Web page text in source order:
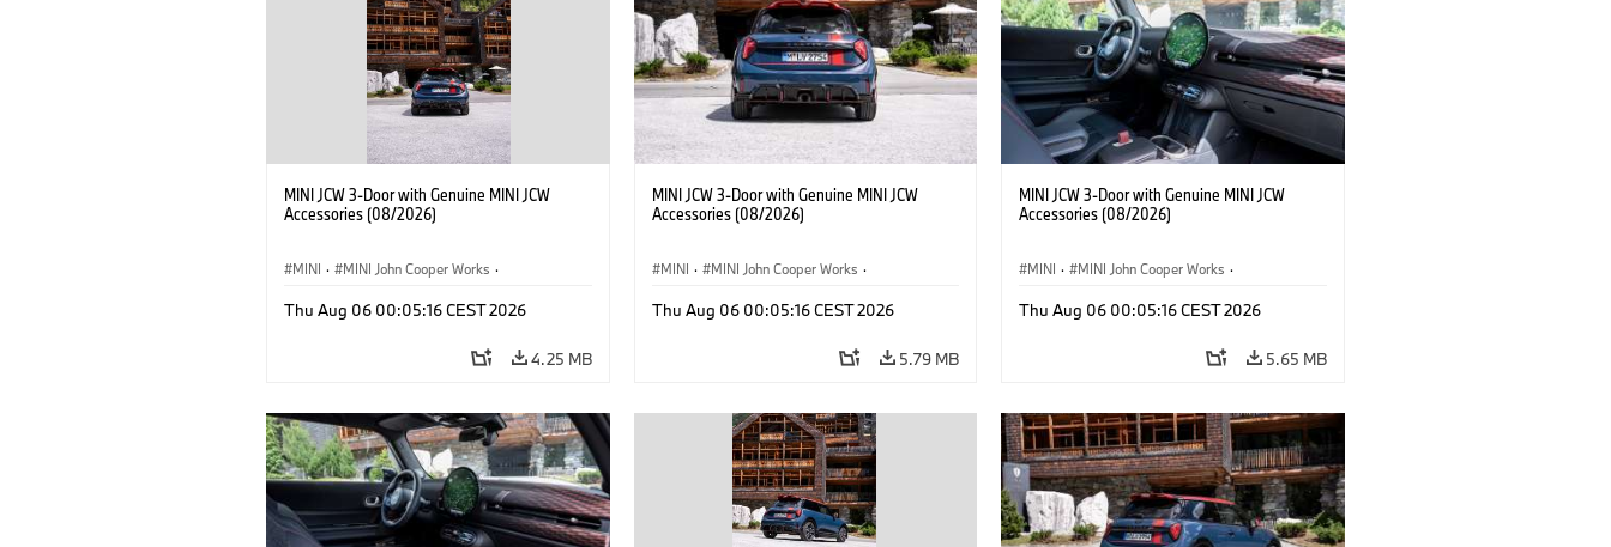
MINI JCW 3-Door with Genuine MINI JCW
Accessories (08/2026)
MINI · MINI John Cooper Works ·
Optional Extras, Accessories
Thu Aug 06 00:05:16 CEST 2026
4.25 MB
MINI JCW 3-Door with Genuine MINI JCW
Accessories (08/2026)
MINI · MINI John Cooper Works ·
Optional Extras, Accessories
Thu Aug 06 00:05:16 CEST 2026
5.79 MB
MINI JCW 3-Door with Genuine MINI JCW
Accessories (08/2026)
MINI · MINI John Cooper Works ·
Optional Extras, Accessories
Thu Aug 06 00:05:16 CEST 2026
5.65 MB